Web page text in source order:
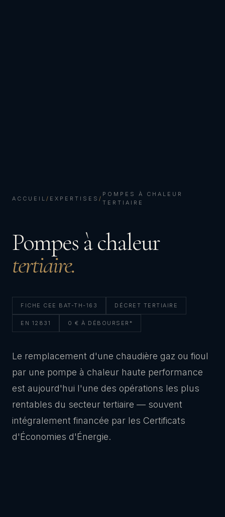
ACCUEIL / EXPERTISES /
POMPES À CHALEUR
TERTIAIRE
Pompes à chaleur
tertiaire.
FICHE CEE BAT-TH-163 DÉCRET TERTIAIRE
EN 12831 0 € À DÉBOURSER*
Le remplacement d'une chaudière gaz ou fioul
par une pompe à chaleur haute performance
est aujourd'hui l'une des opérations les plus
rentables du secteur tertiaire — souvent
intégralement financée par les Certificats
d'Économies d'Énergie.